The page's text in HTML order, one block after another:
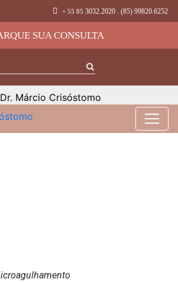
+ 55 85 3032.2020 . (85) 99820.6252
SUA CONSULTA